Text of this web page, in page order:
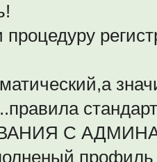
С